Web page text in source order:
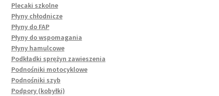
Plecaki szkolne
Płyny chłodnicze
Płyny do FAP
Płyny do wspomagania
Płyny hamulcowe
Podkładki sprężyn zawieszenia
Podnośniki motocyklowe
Podnośniki szyb
Podpory (kobyłki)